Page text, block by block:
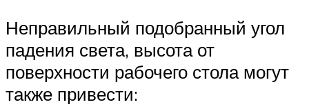
Неправильный подобранный угол
падения света, высота от
поверхности рабочего стола могут
также привести: